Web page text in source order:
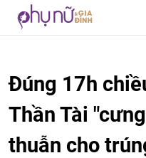
Đúng 17h
Thần Tài
thuẫn cho